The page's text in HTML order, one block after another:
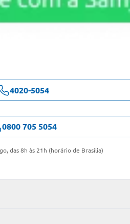
4020-5054
0800 705 5054
das 8h às 21h (horário de Brasília)